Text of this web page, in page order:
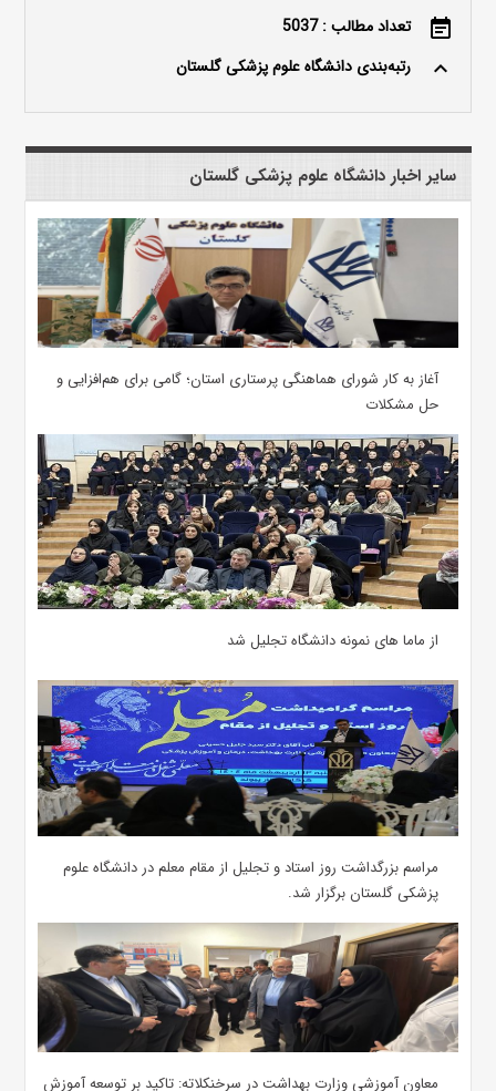
event_note تعداد مطالب : 5037
keyboard_arrow_up رتبه‌بندی دانشگاه علوم پزشکی گلستان
سایر اخبار دانشگاه علوم پزشکی گلستان
آغاز به کار شورای هماهنگی پرستاری استان؛ گامی برای هم‌افزایی و
حل مشکلات
از ماما های نمونه دانشگاه تجلیل شد
مراسم بزرگداشت روز استاد و تجلیل از مقام معلم در دانشگاه علوم
پزشکی گلستان برگزار شد.‌
معاون آموزشی وزارت بهداشت در سرخنکلاته: تاکید بر توسعه آموزش